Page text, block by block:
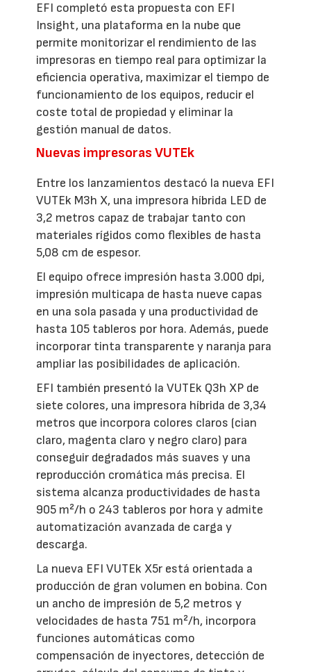
EFI completó esta propuesta con EFI
Insight, una plataforma en la nube que
permite monitorizar el rendimiento de las
impresoras en tiempo real para optimizar la
eficiencia operativa, maximizar el tiempo de
funcionamiento de los equipos, reducir el
coste total de propiedad y eliminar la
gestión manual de datos.
Nuevas impresoras VUTEk
Entre los lanzamientos destacó la nueva EFI
VUTEk M3h X, una impresora híbrida LED de
3,2 metros capaz de trabajar tanto con
materiales rígidos como flexibles de hasta
5,08 cm de espesor.
El equipo ofrece impresión hasta 3.000 dpi,
impresión multicapa de hasta nueve capas
en una sola pasada y una productividad de
hasta 105 tableros por hora. Además, puede
incorporar tinta transparente y naranja para
ampliar las posibilidades de aplicación.
EFI también presentó la VUTEk Q3h XP de
siete colores, una impresora híbrida de 3,34
metros que incorpora colores claros (cian
claro, magenta claro y negro claro) para
conseguir degradados más suaves y una
reproducción cromática más precisa. El
sistema alcanza productividades de hasta
905 m²/h o 243 tableros por hora y admite
automatización avanzada de carga y
descarga.
La nueva EFI VUTEk X5r está orientada a
producción de gran volumen en bobina. Con
un ancho de impresión de 5,2 metros y
velocidades de hasta 751 m²/h, incorpora
funciones automáticas como
compensación de inyectores, detección de